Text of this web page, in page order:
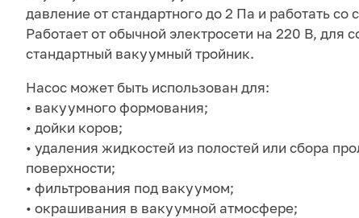
давление от стандартного до 2 Па и работать
Работает от обычной электросети на 220 В, для
стандартный вакуумный тройник.
Насос может быть использован для:
• вакуумного формования;
• дойки коров;
• удаления жидкостей из полостей или сбора
поверхности;
• фильтрования под вакуумом;
• окрашивания в вакуумной атмосфере;